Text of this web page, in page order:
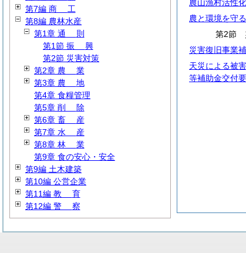
農山漁村活性
農と環境を守
第2節
災害復旧事業
天災による被
等補助金交付
第7編 商 工
第8編 農林水産
第1章 通 則
第1節 振 興
第2節 災害対策
第2章 農 業
第3章 農 地
第4章 食糧管理
第5章 削 除
第6章 畜 産
第7章 水 産
第8章 林 業
第9章 食の安心・安全
第9編 土木建築
第10編 公営企業
第11編 教 育
第12編 警 察